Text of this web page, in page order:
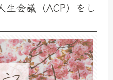
生会議（ACP）をし